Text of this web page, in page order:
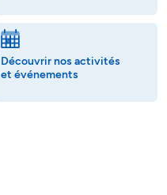
Découvrir nos activités
et événements